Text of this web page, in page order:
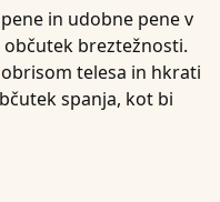
in udobne pene v
občutek breztežnosti.
telesa in hkrati
spanja, kot bi